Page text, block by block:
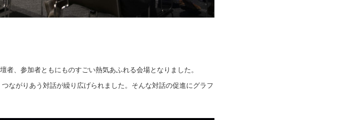
、参加者ともにものすごい熱気あふれる会場となりました。
ながりあう対話が繰り広げられました。そんな対話の促進にグラフ